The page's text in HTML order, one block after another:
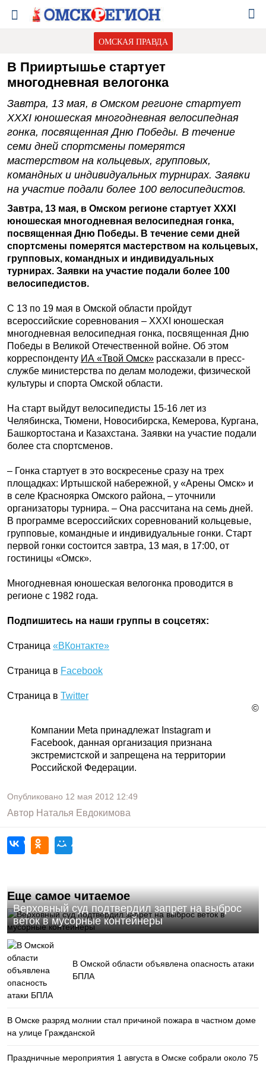
ОМСКАЯ ПРАВДА
В Прииртышье стартует
многодневная велогонка
Завтра, 13 мая, в Омском регионе стартует
XXXI юношеская многодневная велосипедная
гонка, посвященная Дню Победы. В течение
семи дней спортсмены померятся
мастерством на кольцевых, групповых,
командных и индивидуальных турнирах. Заявки
на участие подали более 100 велосипедистов.
Завтра, 13 мая, в Омском регионе стартует XXXI
юношеская многодневная велосипедная гонка,
посвященная Дню Победы. В течение семи дней
спортсмены померятся мастерством на кольцевых,
групповых, командных и индивидуальных
турнирах. Заявки на участие подали более 100
велосипедистов.
С 13 по 19 мая в Омской области пройдут
всероссийские соревнования – XXXI юношеская
многодневная велосипедная гонка, посвященная Дню
Победы в Великой Отечественной войне. Об этом
корреспонденту ИА «Твой Омск» рассказали в пресс-
службе министерства по делам молодежи, физической
культуры и спорта Омской области.
На старт выйдут велосипедисты 15-16 лет из
Челябинска, Тюмени, Новосибирска, Кемерова, Кургана,
Башкортостана и Казахстана. Заявки на участие подали
более ста спортсменов.
– Гонка стартует в это воскресенье сразу на трех
площадках: Иртышской набережной, у «Арены Омск» и
в селе Красноярка Омского района, – уточнили
организаторы турнира. – Она рассчитана на семь дней.
В программе всероссийских соревнований кольцевые,
групповые, командные и индивидуальные гонки. Старт
первой гонки состоится завтра, 13 мая, в 17:00, от
гостиницы «Омск».
Многодневная юношеская велогонка проводится в
регионе с 1982 года.
Подпишитесь на наши группы в соцсетях:
Страница «ВКонтакте»
Страница в Facebook
Страница в Twitter
©
Компании Meta принадлежат Instagram и
Facebook, данная организация признана
экстремистской и запрещена на территории
Российской Федерации.
Опубликовано 12 мая 2012 12:49
Автор Наталья Евдокимова
Еще самое читаемое
Верховный суд подтвердил запрет на выброс
веток в мусорные контейнеры
В Омской области объявлена опасность атаки
БПЛА
В Омске разряд молнии стал причиной пожара в частном доме
на улице Гражданской
Праздничные мероприятия 1 августа в Омске собрали около 75